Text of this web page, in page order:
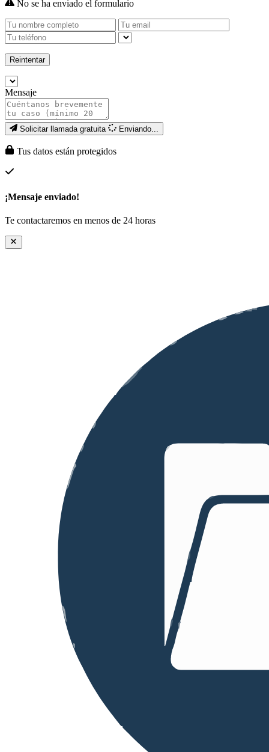
No se ha enviado el formulario
Reintentar
Mensaje
Solicitar llamada gratuita Enviando...
Tus datos están protegidos
¡Mensaje enviado!
Te contactaremos en menos de 24 horas